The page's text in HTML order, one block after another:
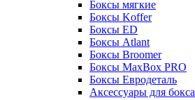
Боксы мягкие
Боксы Koffer
Боксы ED
Боксы Atlant
Боксы Broomer
Боксы MaxBox PRO
Боксы Евродеталь
Аксессуары для бокса